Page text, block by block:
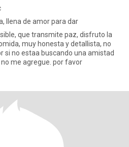
llena de amor para dar
que transmite paz, disfruto la
muy honesta y detallista, no
si no estaa buscando una amistad
me agregue. por favor